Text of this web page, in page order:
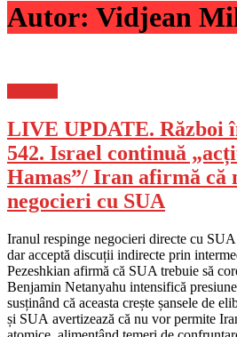
Autor: Vidjean
LIVE UPDATE. Război
542. Israel continuă
Hamas”/ Iran afirmă că
negocieri cu SUA
Iranul respinge negocieri directe cu
dar acceptă discuții indirecte prin
Pezeshkian afirmă că SUA trebuie să
Benjamin Netanyahu intensifică
susținând că aceasta crește șansele de
și SUA avertizează că nu vor permite